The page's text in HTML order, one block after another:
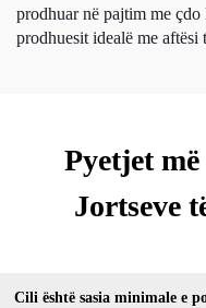
prodhuar në pajtim me
prodhuesit idealë me aftësi
Pyetjet
Jortseve
Cili është sasia minimale e